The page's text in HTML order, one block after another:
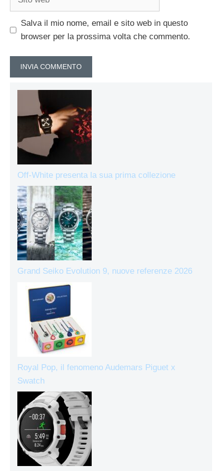
Salva il mio nome, email e sito web in questo
browser per la prossima volta che commento.
Off-White presenta la sua prima collezione
Grand Seiko Evolution 9, nuove referenze 2026
Royal Pop, il fenomeno Audemars Piguet x
Swatch